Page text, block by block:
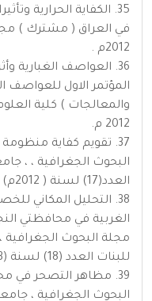
35. الكفاية الحرارية
2012م .
36. العواصف الغبارية
المؤتمر الاول للعواصف
2012 م.
37. تقويم كفاية
البحوث الجغرافية ، ،
العدد(17) لسنة ( 2012م) . مشترك
38. التحليل المكاني
الغربية في محافظتي
مجلة البحوث الجغرافية
للبنات العدد (18) لسنة (2013م ).
39. مظاهر التصحر في
البحوث الجغرافية ،